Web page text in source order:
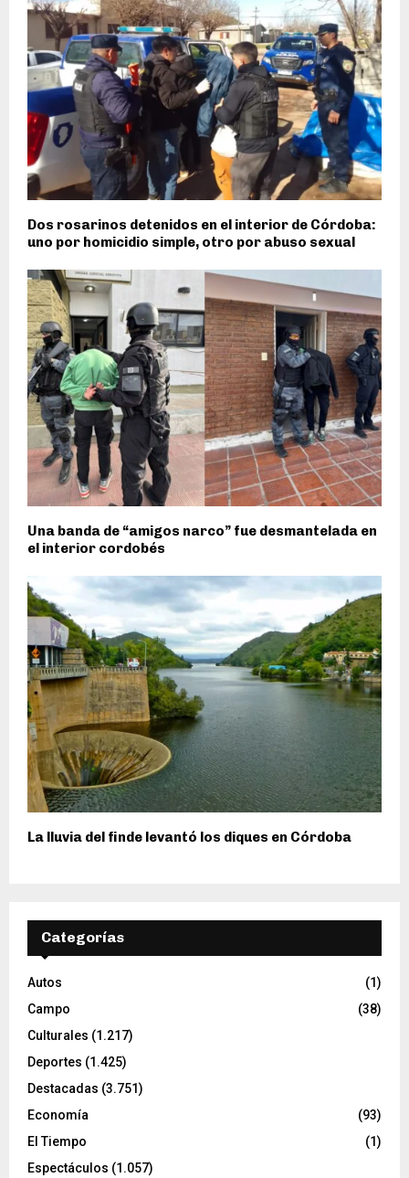
Dos rosarinos detenidos en el interior de Córdoba:
uno por homicidio simple, otro por abuso sexual
Una banda de “amigos narco” fue desmantelada en
el interior cordobés
La lluvia del finde levantó los diques en Córdoba
Categorías
Autos
(1)
Campo
(38)
Culturales (1.217)
Deportes (1.425)
Destacadas (3.751)
Economía
(93)
El Tiempo
(1)
Espectáculos (1.057)